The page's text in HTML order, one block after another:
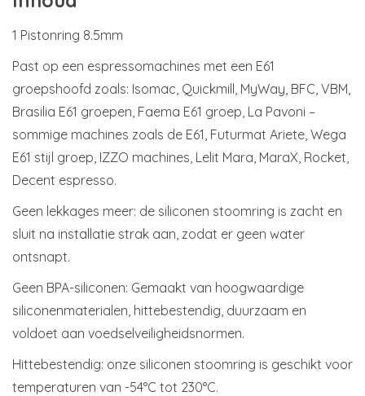
1 Pistonring 8.5mm
Past op een espressomachines met een E61
groepshoofd zoals: Isomac, Quickmill, MyWay, BFC, VBM,
Brasilia E61 groepen, Faema E61 groep, La Pavoni –
sommige machines zoals de E61, Futurmat Ariete, Wega
E61 stijl groep, IZZO machines, Lelit Mara, MaraX, Rocket,
Decent espresso.
Geen lekkages meer: de siliconen stoomring is zacht en
sluit na installatie strak aan, zodat er geen water
ontsnapt.
Geen BPA-siliconen: Gemaakt van hoogwaardige
siliconenmaterialen, hittebestendig, duurzaam en
voldoet aan voedselveiligheidsnormen.
Hittebestendig: onze siliconen stoomring is geschikt voor
temperaturen van -54°C tot 230°C.